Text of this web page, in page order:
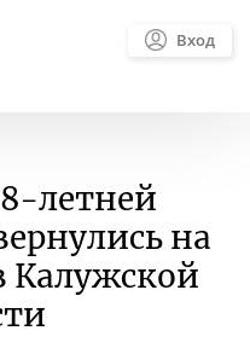
Вход
летней
на
Калужской